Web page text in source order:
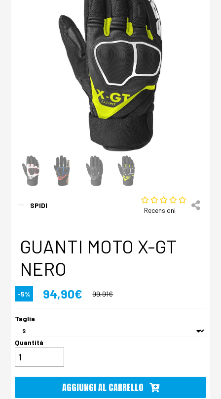
SPIDI
Recensioni
GUANTI MOTO X-GT
NERO
-5% 94,90€ 99,91€
Taglia
Quantità
AGGIUNGI AL CARRELLO